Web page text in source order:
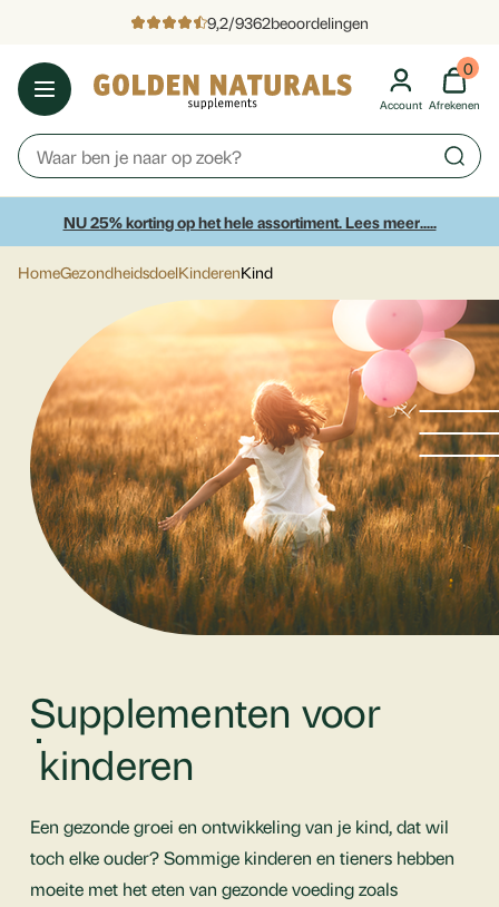
9,2/9362beoordelingen
Account
0
Afrekenen
NU 25% korting op het hele assortiment. Lees meer.....
HomeGezondheidsdoelKinderenKind
Supplementen voor
kinderen
Een gezonde groei en ontwikkeling van je kind, dat wil
toch elke ouder? Sommige kinderen en tieners hebben
moeite met het eten van gezonde voeding zoals